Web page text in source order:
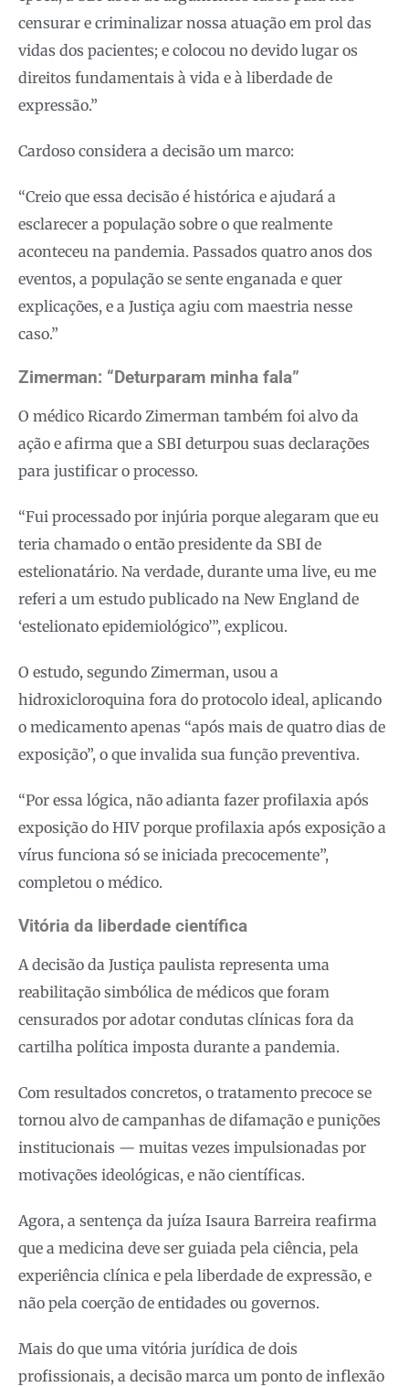
censurar e criminalizar nossa atuação em prol das
vidas dos pacientes; e colocou no devido lugar os
direitos fundamentais à vida e à liberdade de
expressão.”
Cardoso considera a decisão um marco:
“Creio que essa decisão é histórica e ajudará a
esclarecer a população sobre o que realmente
aconteceu na pandemia. Passados quatro anos dos
eventos, a população se sente enganada e quer
explicações, e a Justiça agiu com maestria nesse
caso.”
Zimerman: “Deturparam minha fala”
O médico Ricardo Zimerman também foi alvo da
ação e afirma que a SBI deturpou suas declarações
para justificar o processo.
“Fui processado por injúria porque alegaram que eu
teria chamado o então presidente da SBI de
estelionatário. Na verdade, durante uma live, eu me
referi a um estudo publicado na New England de
‘estelionato epidemiológico’”, explicou.
O estudo, segundo Zimerman, usou a
hidroxicloroquina fora do protocolo ideal, aplicando
o medicamento apenas “após mais de quatro dias de
exposição”, o que invalida sua função preventiva.
“Por essa lógica, não adianta fazer profilaxia após
exposição do HIV porque profilaxia após exposição a
vírus funciona só se iniciada precocemente”,
completou o médico.
Vitória da liberdade científica
A decisão da Justiça paulista representa uma
reabilitação simbólica de médicos que foram
censurados por adotar condutas clínicas fora da
cartilha política imposta durante a pandemia.
Com resultados concretos, o tratamento precoce se
tornou alvo de campanhas de difamação e punições
institucionais — muitas vezes impulsionadas por
motivações ideológicas, e não científicas.
Agora, a sentença da juíza Isaura Barreira reafirma
que a medicina deve ser guiada pela ciência, pela
experiência clínica e pela liberdade de expressão, e
não pela coerção de entidades ou governos.
Mais do que uma vitória jurídica de dois
profissionais, a decisão marca um ponto de inflexão